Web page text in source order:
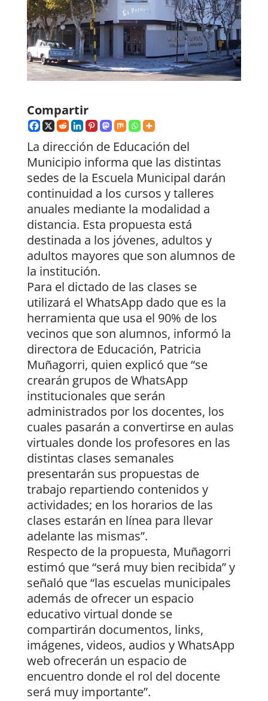
Compartir
La dirección de Educación del
Municipio informa que las distintas
sedes de la Escuela Municipal darán
continuidad a los cursos y talleres
anuales mediante la modalidad a
distancia. Esta propuesta está
destinada a los jóvenes, adultos y
adultos mayores que son alumnos de
la institución.
Para el dictado de las clases se
utilizará el WhatsApp dado que es la
herramienta que usa el 90% de los
vecinos que son alumnos, informó la
directora de Educación, Patricia
Muñagorri, quien explicó que “se
crearán grupos de WhatsApp
institucionales que serán
administrados por los docentes, los
cuales pasarán a convertirse en aulas
virtuales donde los profesores en las
distintas clases semanales
presentarán sus propuestas de
trabajo repartiendo contenidos y
actividades; en los horarios de las
clases estarán en línea para llevar
adelante las mismas”.
Respecto de la propuesta, Muñagorri
estimó que “será muy bien recibida” y
señaló que “las escuelas municipales
además de ofrecer un espacio
educativo virtual donde se
compartirán documentos, links,
imágenes, videos, audios y WhatsApp
web ofrecerán un espacio de
encuentro donde el rol del docente
será muy importante”.